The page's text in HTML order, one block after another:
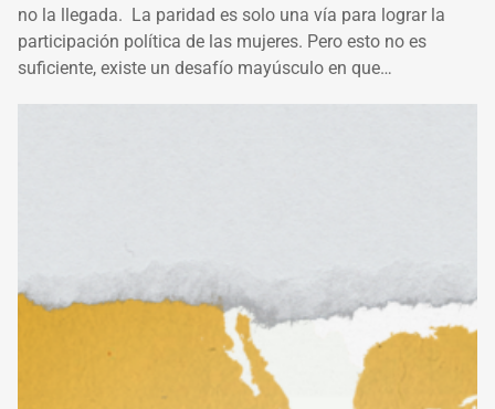
no la llegada. La paridad es solo una vía para lograr la
participación política de las mujeres. Pero esto no es
suficiente, existe un desafío mayúsculo en que…